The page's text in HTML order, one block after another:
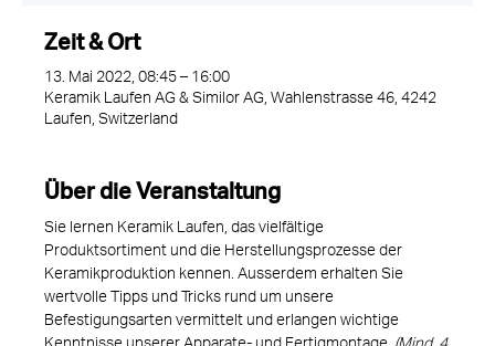
Zeit & Ort
13. Mai 2022, 08:45 – 16:00
Keramik Laufen AG & Similor AG, Wahlenstrasse 46, 4242
Laufen, Switzerland
Über die Veranstaltung
Sie lernen Keramik Laufen, das vielfältige
Produktsortiment und die Herstellungsprozesse der
Keramikproduktion kennen. Ausserdem erhalten Sie
wertvolle Tipps und Tricks rund um unsere
Befestigungsarten vermittelt und erlangen wichtige